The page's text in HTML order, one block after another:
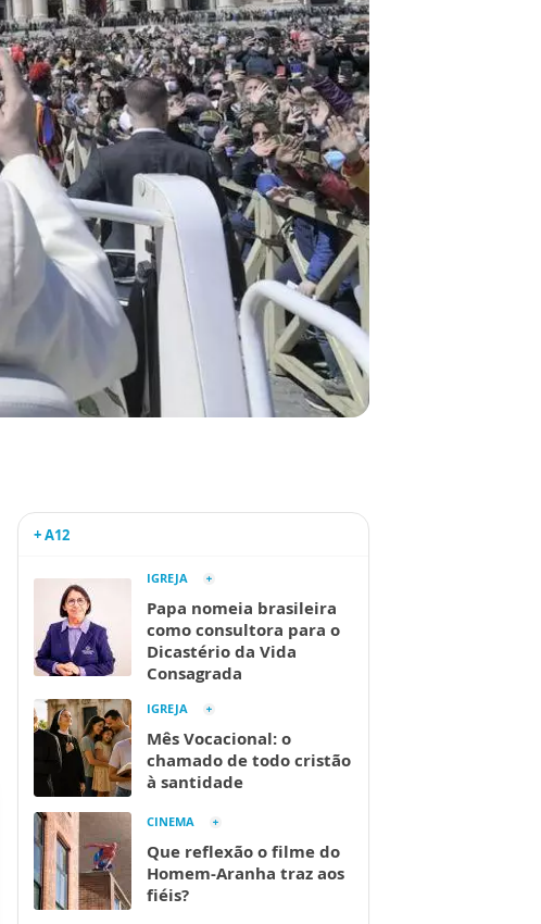
+ A12
IGREJA
Papa nomeia brasileira
como consultora para o
Dicastério da Vida
Consagrada
IGREJA
Mês Vocacional: o
chamado de todo cristão
à santidade
CINEMA
Que reflexão o filme do
Homem-Aranha traz aos
fiéis?